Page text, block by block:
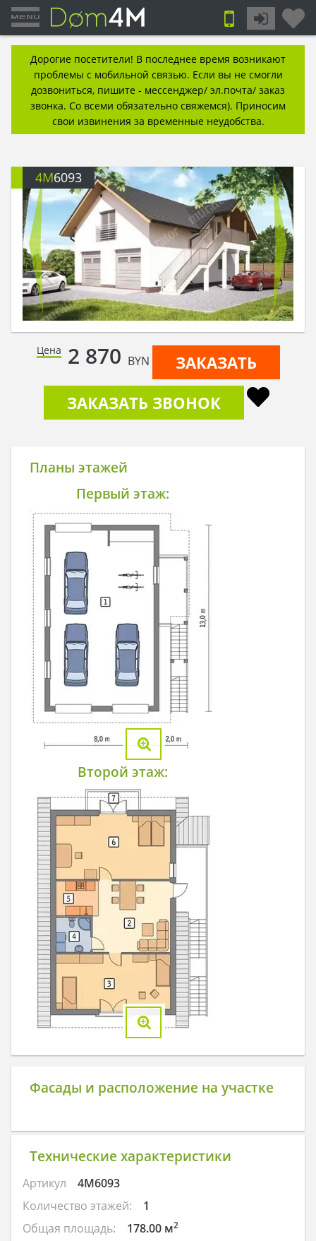
Дорогие посетители! В последнее время возникают
проблемы с мобильной связью. Если вы не смогли
дозвониться, пишите - мессенджер/ эл.почта/ заказ
звонка. Со всеми обязательно свяжемся). Приносим
свои извинения за временные неудобства.
4M6093
Цена 2 870 BYN
ЗАКАЗАТЬ
ЗАКАЗАТЬ ЗВОНОК
Планы этажей
Первый этаж:
Второй этаж:
Фасады и расположение на участке
Технические характеристики
Артикул
4M6093
Количество этажей:
1
Общая площадь:
178.00 м2